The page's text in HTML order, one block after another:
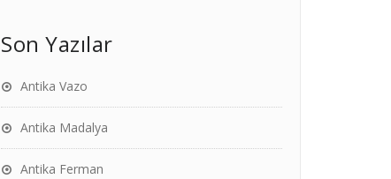
Son Yazılar
Antika Vazo
Antika Madalya
Antika Ferman